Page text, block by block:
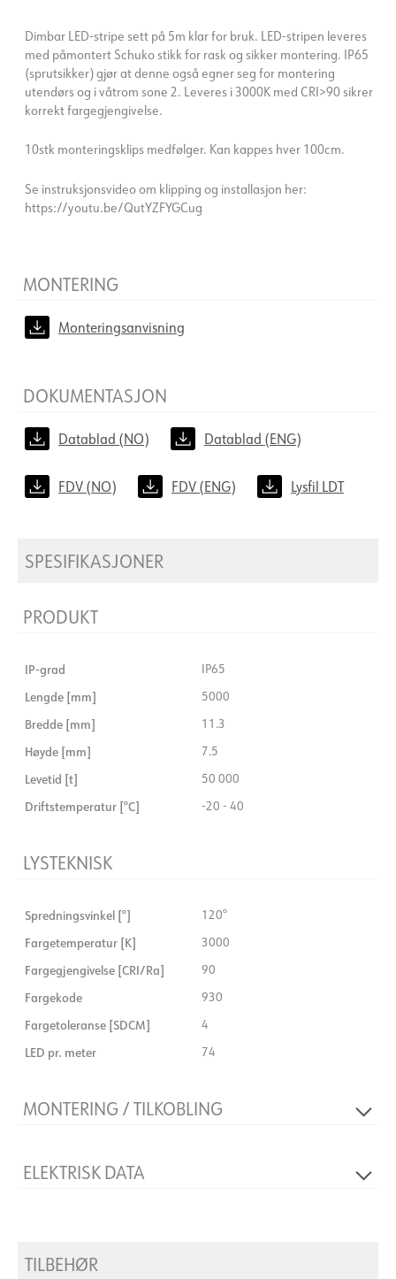
Dimbar LED-stripe sett på 5m klar for bruk. LED-stripen leveres
med påmontert Schuko stikk for rask og sikker montering. IP65
(sprutsikker) gjør at denne også egner seg for montering
utendørs og i våtrom sone 2. Leveres i 3000K med CRI>90 sikrer
korrekt fargegjengivelse.
10stk monteringsklips medfølger. Kan kappes hver 100cm.
Se instruksjonsvideo om klipping og installasjon her:
https://youtu.be/QutYZFYGCug
MONTERING
Monteringsanvisning
DOKUMENTASJON
Datablad (NO) Datablad (ENG)
FDV (NO) FDV (ENG) Lysfil LDT
SPESIFIKASJONER
PRODUKT
IP-grad IP65
Lengde [mm] 5000
Bredde [mm] 11.3
Høyde [mm] 7.5
Levetid [t] 50 000
Driftstemperatur [°C] -20 - 40
LYSTEKNISK
Spredningsvinkel [°] 120°
Fargetemperatur [K] 3000
Fargegjengivelse [CRI/Ra] 90
Fargekode 930
Fargetoleranse [SDCM] 4
LED pr. meter 74
MONTERING / TILKOBLING
Klippepunkt [mm]
ELEKTRISK DATA
Isolasjonsklasse
TILBEHØR